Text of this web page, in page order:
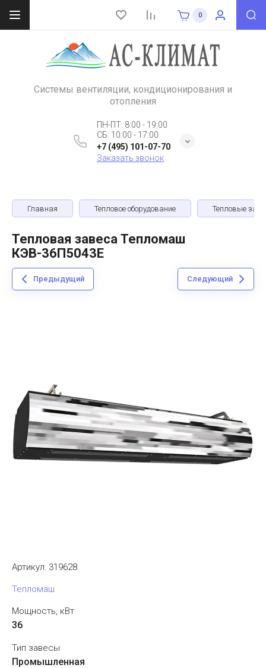
0
Системы вентиляции, кондиционирования и
отопления
ПН-ПТ: 8:00 - 19:00
СБ: 10:00 - 17:00
+7 (495) 101-07-70
Заказать звонок
Главная Тепловое оборудование Тепловые
Тепловая завеса Тепломаш
КЭВ-36П5043Е
Предыдущий Следующий
Артикул: 319628
Тепломаш
Мощность, кВт
36
Тип завесы
Промышленная